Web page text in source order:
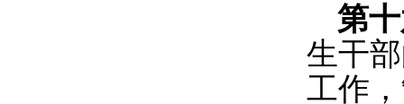
第
生干
工作